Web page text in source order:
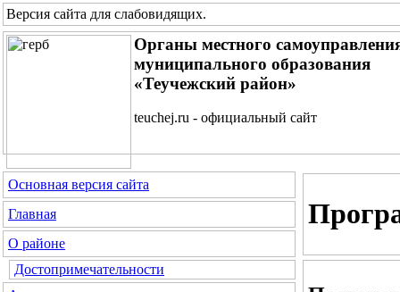
Версия сайта для слабовидящих.
Органы местного
муниципального образования
«Теучежский район»
teuchej.ru - официальный сайт
Основная версия сайта
Главная
О районе
Достопримечательности